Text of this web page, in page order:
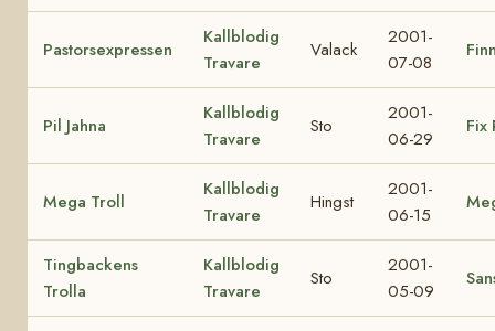
Pastorsexpressen
Kallblodig
Travare
Valack
2001-
07-08
Pil Jahna
Kallblodig
Travare
Sto
2001-
06-29
Fix
Mega Troll
Kallblodig
Travare
Hingst
2001-
06-15
Tingbackens
Trolla
Kallblodig
Travare
Sto
2001-
05-09